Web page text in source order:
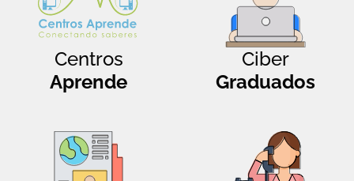
Centros
Aprende
Ciber
Graduados